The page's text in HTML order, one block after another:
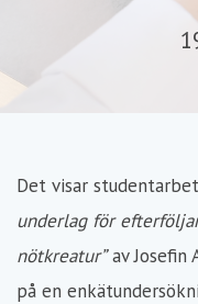
Det visar
underlag för
nötkreatur”av Josefin
på en